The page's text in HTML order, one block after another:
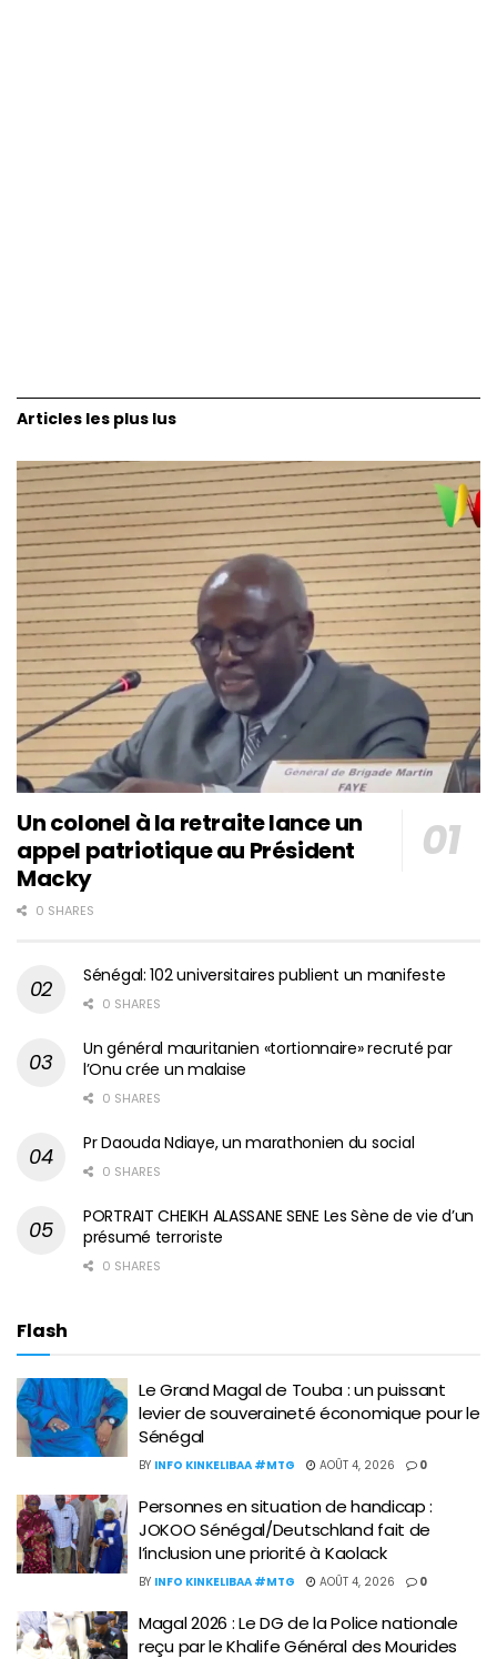
Articles les plus lus
Un colonel à la retraite lance un
appel patriotique au Président
Macky
0 SHARES
Sénégal: 102 universitaires publient un manifeste
0 SHARES
Un général mauritanien «tortionnaire» recruté par
l’Onu crée un malaise
0 SHARES
Pr Daouda Ndiaye, un marathonien du social
0 SHARES
PORTRAIT CHEIKH ALASSANE SENE Les Sène de vie d’un
présumé terroriste
0 SHARES
Flash
Le Grand Magal de Touba : un puissant
levier de souveraineté économique pour le
Sénégal
BY INFO KINKELIBAA #MTG AOÛT 4, 2026 0
Personnes en situation de handicap :
JOKOO Sénégal/Deutschland fait de
l’inclusion une priorité à Kaolack
BY INFO KINKELIBAA #MTG AOÛT 4, 2026 0
Magal 2026 : Le DG de la Police nationale
reçu par le Khalife Général des Mourides